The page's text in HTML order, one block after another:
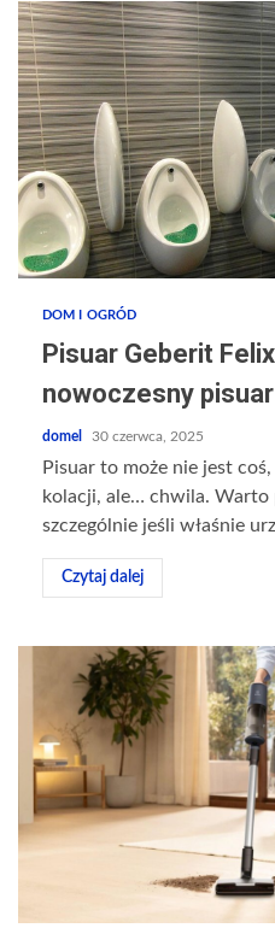
DOM I OGRÓD
Pisuar Geberit
nowoczesny
domel 30 czerwca, 2025
Pisuar to może nie jest
kolacji, ale… chwila.
szczególnie jeśli właśnie
Czytaj dalej